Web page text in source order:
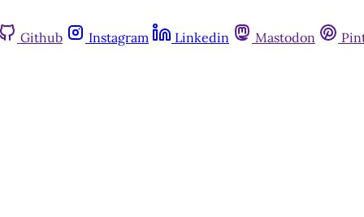
Github Instagram Linkedin Mastodon